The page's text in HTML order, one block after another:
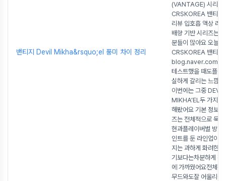
밴티지 Devil Mikha&rsquo;el 풍미 차이 정리
(VANTAGE) 시리즈
CRSKOREA 밴티지
리뷰 입호흡 액상 라
배향 기반 시리즈는
분들이 많아요 오늘은
CRSKOREA 밴티지
blog.naver.com 예
테스트했을 때도플레
실하게 갈리는 느낌
이번에는 그중
MIKHA’EL두 가지를
해봤어요 기본 정보
즈는 전체적으로 묵
현과플레이버별 방향
인트를 둔 라인업이
지는 과하게 화려한
기보다는차분하게 정
에 가까웠어요전체적
무드와도잘 어울리는